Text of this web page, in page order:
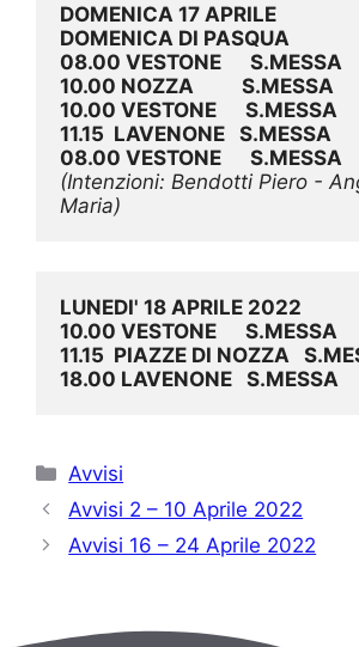
DOMENICA 17 APRILE
DOMENICA DI PASQUA
08.00 VESTONE      S.MESSA
10.00 NOZZA          S.MESSA
10.00 VESTONE      S.MESSA
11.15  LAVENONE   S.MESSA
08.00 VESTONE      S.MESSA
(Intenzioni: Bendotti Piero -
Maria)
LUNEDI' 18 APRILE 2022
10.00 VESTONE      S.MESSA
11.15  PIAZZE DI NOZZA
18.00 LAVENONE   S.MESSA
Categorie
Avvisi
Avvisi 2 – 10 Aprile 2022
Avvisi 16 – 24 Aprile 2022